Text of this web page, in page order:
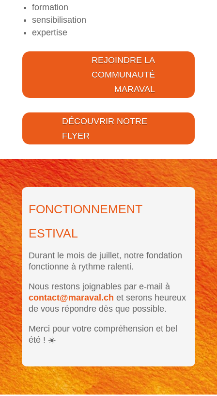
formation
sensibilisation
expertise
REJOINDRE LA
COMMUNAUTÉ
MARAVAL
DÉCOUVRIR NOTRE
FLYER
FONCTIONNEMENT
ESTIVAL
Durant le mois de juillet, notre fondation
fonctionne à rythme ralenti.
Nous restons joignables par e-mail à
contact@maraval.ch et serons heureux
de vous répondre dès que possible.
Merci pour votre compréhension et bel
été ! ☀️